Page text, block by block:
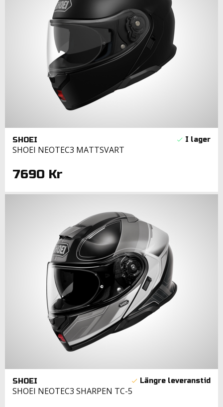
SHOEI
SHOEI NEOTEC3 MATTSVART
7690 Kr
SHOEI
SHOEI NEOTEC3 SHARPEN TC-5